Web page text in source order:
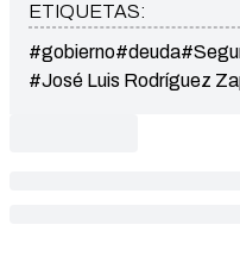
ETIQUETAS:
#gobierno#deuda
#José Luis Rodríguez